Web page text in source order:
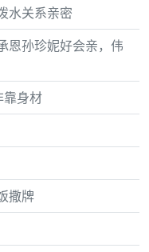
水关系亲密
恩孙珍妮好会亲，伟
靠身材
撒牌